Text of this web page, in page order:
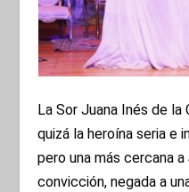
La Sor Juana Inés de la
quizá la heroína seria e
pero una más cercana a
convicción, negada a